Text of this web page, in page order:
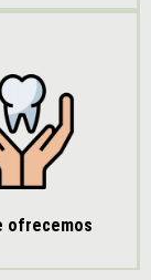
ofrecemos